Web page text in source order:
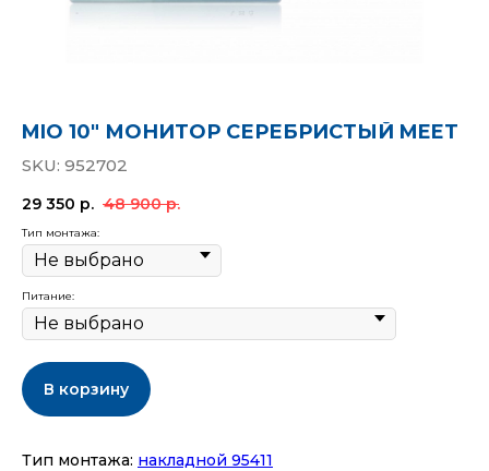
MIO 10" МОНИТОР СЕРЕБРИСТЫЙ MEET
SKU: 952702
29 350 р. 48 900 р.
Тип монтажа:
Питание:
В корзину
Тип монтажа: накладной 95411